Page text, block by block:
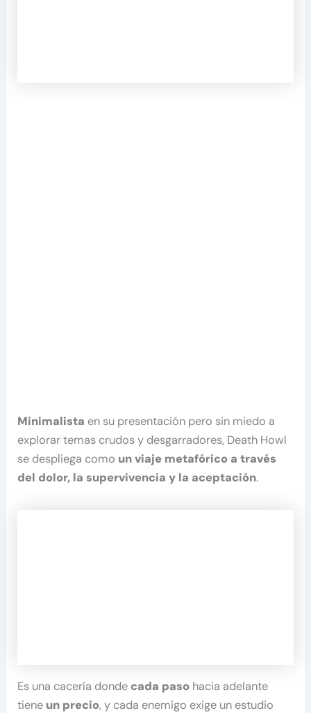
Minimalista en su presentación pero sin miedo a
explorar temas crudos y desgarradores, Death Howl
se despliega como un viaje metafórico a través
del dolor, la supervivencia y la aceptación.
Es una cacería donde cada paso hacia adelante
tiene un precio, y cada enemigo exige un estudio